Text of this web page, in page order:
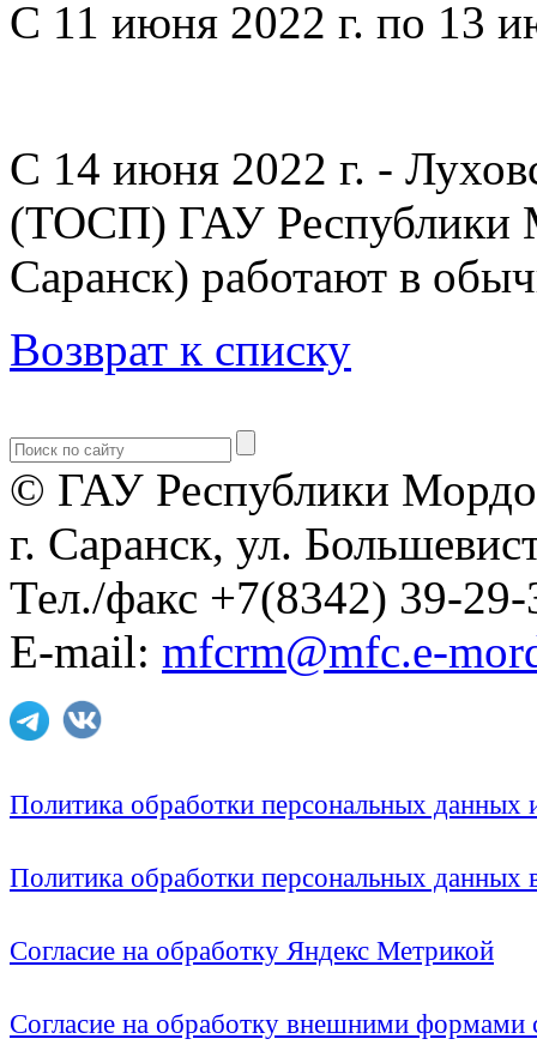
С 11 июня 2022 г. по 13
С 14 июня 2022 г. -
(ТОСП) ГАУ Республики
Саранск) работают в
Возврат к списку
© ГАУ Республики
г. Саранск, ул.
Тел./факс +7(8342) 39-29-
E-mail: mfcrm@mfc.e-
Политика обработки персональных
Политика обработки персональных
Согласие на обработку Яндекс Метрикой
Согласие на обработку внешними формами